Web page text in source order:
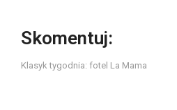
Skomentuj:
Klasyk tygodnia: fotel La Mama